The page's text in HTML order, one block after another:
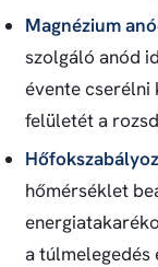
Magnézium
szolgáló anód
évente cserélni
felületét a
hőmérséklet
a túlmelegedés